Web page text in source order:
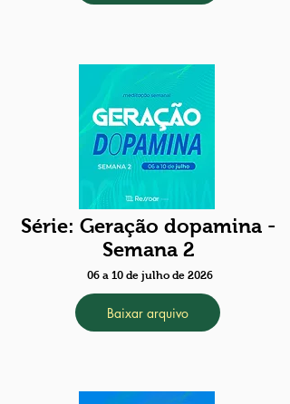
Série: Geração dopamina -
Semana 2
06 a 10 de julho de 2026
Baixar arquivo